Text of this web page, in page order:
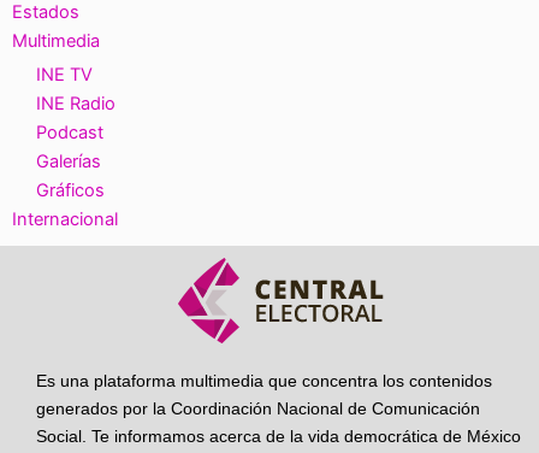
Estados
Multimedia
INE TV
INE Radio
Podcast
Galerías
Gráficos
Internacional
Es una plataforma multimedia que concentra los contenidos
generados por la Coordinación Nacional de Comunicación
Social. Te informamos acerca de la vida democrática de México